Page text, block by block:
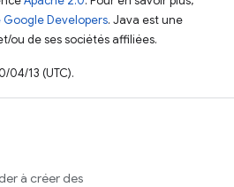
Google Developers. Java est une
ou de ses sociétés affiliées.
04/13 (UTC).
à créer des